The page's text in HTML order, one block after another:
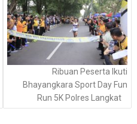
Ribuan Peserta Ikuti
Bhayangkara Sport Day Fun
Run 5K Polres Langkat